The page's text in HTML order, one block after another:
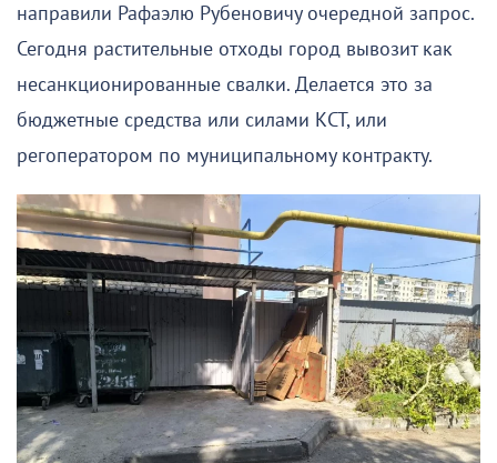
направили Рафаэлю Рубеновичу очередной запрос.
Сегодня растительные отходы город вывозит как
несанкционированные свалки. Делается это за
бюджетные средства или силами КСТ, или
регоператором по муниципальному контракту.